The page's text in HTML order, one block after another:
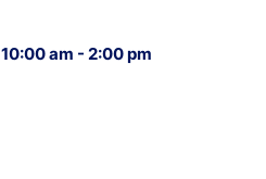
10:00 am - 2:00 pm